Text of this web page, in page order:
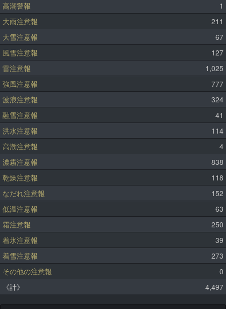
高潮警報
1
大雨注意報
211
大雪注意報
67
風雪注意報
127
雷注意報
1,025
強風注意報
777
波浪注意報
324
融雪注意報
41
洪水注意報
114
高潮注意報
4
濃霧注意報
838
乾燥注意報
118
なだれ注意報
152
低温注意報
63
霜注意報
250
着氷注意報
39
着雪注意報
273
その他の注意報
0
《計》
4,497